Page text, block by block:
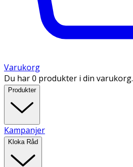
Varukorg
Du har 0 produkter i din varukorg.
Produkter
Kampanjer
Kloka Råd